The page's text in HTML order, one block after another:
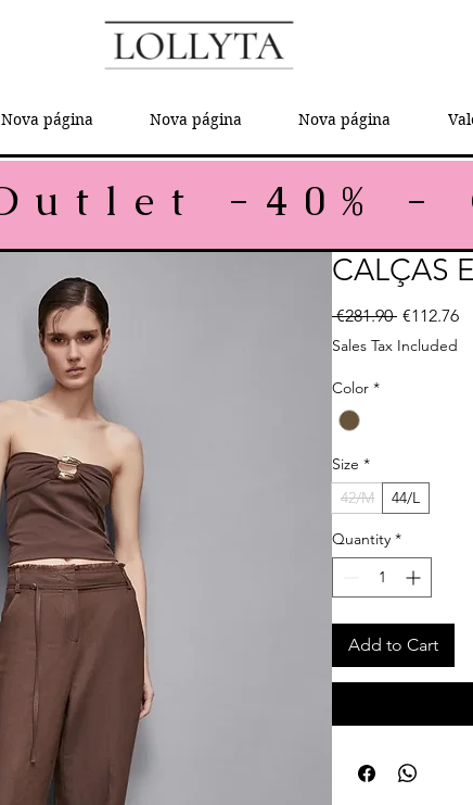
Nova página Nova página Nova página
CALÇAS
€281.90 Regular
€112.76
Sales Tax Included
Color *
Size *
42/M
44/L
Quantity *
Add to Cart